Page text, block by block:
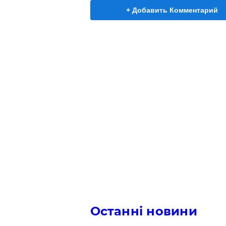
+ Добавить Комментарий
Останні новини